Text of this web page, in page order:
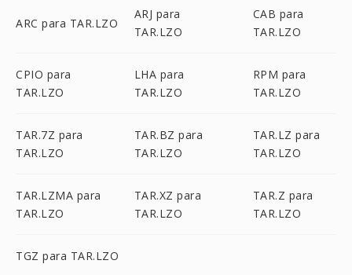
ARC para TAR.LZO
ARJ para
TAR.LZO
CAB para
TAR.LZO
CPIO para
TAR.LZO
LHA para
TAR.LZO
RPM para
TAR.LZO
TAR.7Z para
TAR.LZO
TAR.BZ para
TAR.LZO
TAR.LZ para
TAR.LZO
TAR.LZMA para
TAR.LZO
TAR.XZ para
TAR.LZO
TAR.Z para
TAR.LZO
TGZ para TAR.LZO